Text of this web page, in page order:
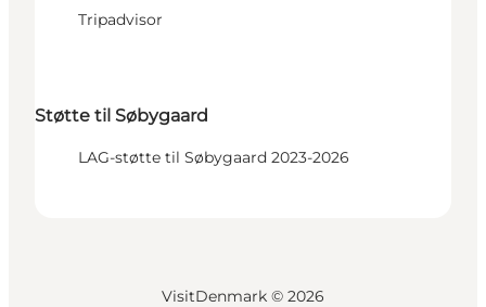
Tripadvisor
Støtte til Søbygaard
LAG-støtte til Søbygaard 2023-2026
VisitDenmark © 2026